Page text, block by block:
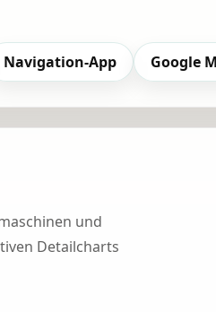
Navigation-App Google
und
Detailcharts